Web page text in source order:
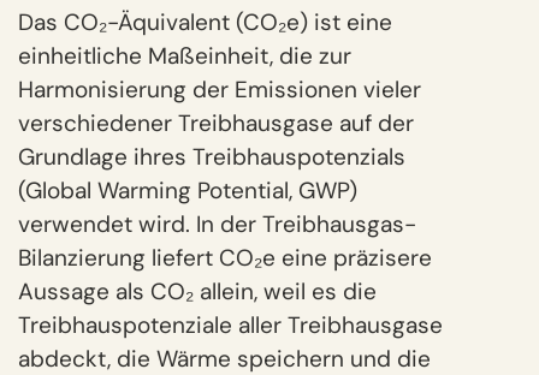
Das CO₂-Äquivalent (CO₂e) ist eine
einheitliche Maßeinheit, die zur
Harmonisierung der Emissionen vieler
verschiedener Treibhausgase auf der
Grundlage ihres Treibhauspotenzials
(Global Warming Potential, GWP)
verwendet wird. In der Treibhausgas-
Bilanzierung liefert CO₂e eine präzisere
Aussage als CO₂ allein, weil es die
Treibhauspotenziale aller Treibhausgase
abdeckt, die Wärme speichern und die